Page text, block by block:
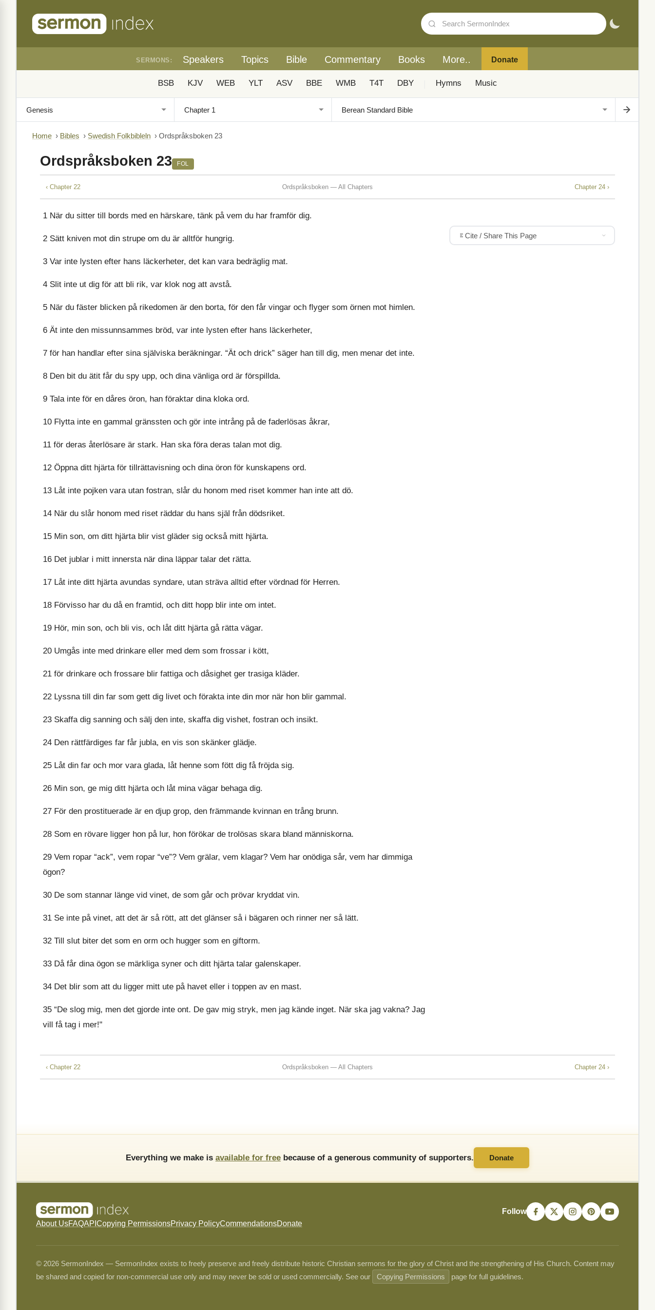
SERMONS: Speakers Topics Bible Commentary Books More.. Donate
BSB KJV WEB YLT ASV BBE WMB T4T DBY Hymns Music
Home › Bibles › Swedish Folkbibleln › Ordspråksboken 23
Ordspråksboken 23 FOL
‹ Chapter 22 Ordspråksboken — All Chapters Chapter 24 ›
1 När du sitter till bords med en härskare, tänk på vem du har framför dig.
2 Sätt kniven mot din strupe om du är alltför hungrig.
3 Var inte lysten efter hans läckerheter, det kan vara bedräglig mat.
4 Slit inte ut dig för att bli rik, var klok nog att avstå.
5 När du fäster blicken på rikedomen är den borta, för den får vingar och flyger som örnen mot himlen.
6 Ät inte den missunnsammes bröd, var inte lysten efter hans läckerheter,
7 för han handlar efter sina själviska beräkningar. “Ät och drick” säger han till dig, men menar det inte.
8 Den bit du ätit får du spy upp, och dina vänliga ord är förspillda.
9 Tala inte för en dåres öron, han föraktar dina kloka ord.
10 Flytta inte en gammal gränssten och gör inte intrång på de faderlösas åkrar,
11 för deras återlösare är stark. Han ska föra deras talan mot dig.
12 Öppna ditt hjärta för tillrättavisning och dina öron för kunskapens ord.
13 Låt inte pojken vara utan fostran, slår du honom med riset kommer han inte att dö.
14 När du slår honom med riset räddar du hans själ från dödsriket.
15 Min son, om ditt hjärta blir vist gläder sig också mitt hjärta.
16 Det jublar i mitt innersta när dina läppar talar det rätta.
17 Låt inte ditt hjärta avundas syndare, utan sträva alltid efter vördnad för Herren.
18 Förvisso har du då en framtid, och ditt hopp blir inte om intet.
19 Hör, min son, och bli vis, och låt ditt hjärta gå rätta vägar.
20 Umgås inte med drinkare eller med dem som frossar i kött,
21 för drinkare och frossare blir fattiga och dåsighet ger trasiga kläder.
22 Lyssna till din far som gett dig livet och förakta inte din mor när hon blir gammal.
23 Skaffa dig sanning och sälj den inte, skaffa dig vishet, fostran och insikt.
24 Den rättfärdiges far får jubla, en vis son skänker glädje.
25 Låt din far och mor vara glada, låt henne som fött dig få fröjda sig.
26 Min son, ge mig ditt hjärta och låt mina vägar behaga dig.
27 För den prostituerade är en djup grop, den främmande kvinnan en trång brunn.
28 Som en rövare ligger hon på lur, hon förökar de trolösas skara bland människorna.
29 Vem ropar “ack”, vem ropar “ve”? Vem grälar, vem klagar? Vem har onödiga sår, vem har dimmiga
ögon?
30 De som stannar länge vid vinet, de som går och prövar kryddat vin.
31 Se inte på vinet, att det är så rött, att det glänser så i bägaren och rinner ner så lätt.
32 Till slut biter det som en orm och hugger som en giftorm.
33 Då får dina ögon se märkliga syner och ditt hjärta talar galenskaper.
34 Det blir som att du ligger mitt ute på havet eller i toppen av en mast.
35 “De slog mig, men det gjorde inte ont. De gav mig stryk, men jag kände inget. När ska jag vakna? Jag
vill få tag i mer!"
Cite / Share This Page
‹ Chapter 22 Ordspråksboken — All Chapters Chapter 24 ›
Everything we make is available for free because of a generous community of supporters. Donate
About UsFAQAPI Copying PermissionsPrivacy PolicyCommendationsDonate
Follow
© 2026 SermonIndex — SermonIndex exists to freely preserve and freely distribute historic Christian sermons for the glory of Christ and the strengthening of His Church. Content may
be shared and copied for non-commercial use only and may never be sold or used commercially. See our
Copying Permissions page for full guidelines.